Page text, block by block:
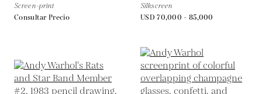
Screen-print
Consultar Precio
Silkscreen
USD 70,000 - 85,000